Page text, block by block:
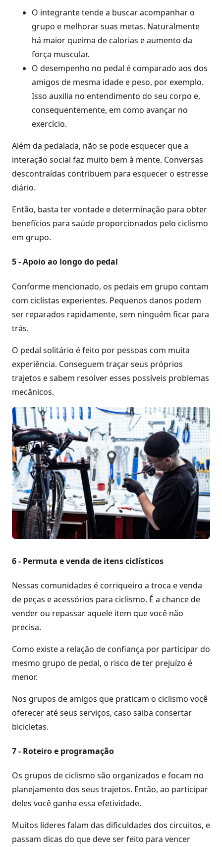
O integrante tende a buscar acompanhar o
grupo e melhorar suas metas. Naturalmente
há maior queima de calorias e aumento da
força muscular.
O desempenho no pedal é comparado aos dos
amigos de mesma idade e peso, por exemplo.
Isso auxilia no entendimento do seu corpo e,
consequentemente, em como avançar no
exercício.
Além da pedalada, não se pode esquecer que a
interação social faz muito bem à mente. Conversas
descontraídas contribuem para esquecer o estresse
diário.
Então, basta ter vontade e determinação para obter
benefícios para saúde proporcionados pelo ciclismo
em grupo.
5 - Apoio ao longo do pedal
Conforme mencionado, os pedais em grupo contam
com ciclistas experientes. Pequenos danos podem
ser reparados rapidamente, sem ninguém ficar para
trás.
O pedal solitário é feito por pessoas com muita
experiência. Conseguem traçar seus próprios
trajetos e sabem resolver esses possíveis problemas
mecânicos.
6 - Permuta e venda de itens ciclísticos
Nessas comunidades é corriqueiro a troca e venda
de peças e acessórios para ciclismo. É a chance de
vender ou repassar aquele item que você não
precisa.
Como existe a relação de confiança por participar do
mesmo grupo de pedal, o risco de ter prejuízo é
menor.
Nos grupos de amigos que praticam o ciclismo você
oferecer até seus serviços, caso saiba consertar
bicicletas.
7 - Roteiro e programação
Os grupos de ciclismo são organizados e focam no
planejamento dos seus trajetos. Então, ao participar
deles você ganha essa efetividade.
Muitos líderes falam das dificuldades dos circuitos, e
passam dicas do que deve ser feito para vencer